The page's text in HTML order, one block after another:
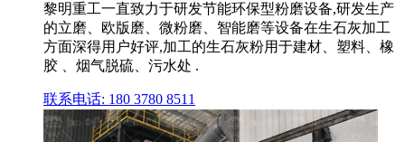
黎明重工一直致力于研发节能环保型粉磨设备,研发生产
的立磨、欧版磨、微粉磨、智能磨等设备在生石灰加工
方面深得用户好评,加工的生石灰粉用于建材、塑料、橡
胶 、烟气脱硫、污水处 .
联系电话: 180 3780 8511